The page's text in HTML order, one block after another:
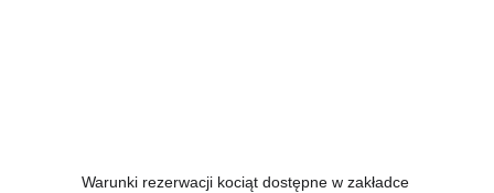
Warunki rezerwacji kociąt dostępne w zakładce